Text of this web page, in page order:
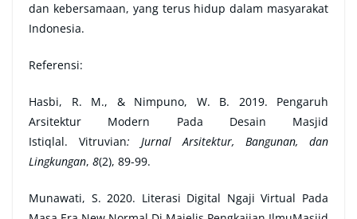
dan kebersamaan, yang terus hidup dalam masyarakat
Indonesia.
Referensi:
Hasbi, R. M., & Nimpuno, W. B. 2019. Pengaruh
Arsitektur Modern Pada Desain Masjid
Istiqlal. Vitruvian: Jurnal Arsitektur, Bangunan, dan
Lingkungan, 8(2), 89-99.
Munawati, S. 2020. Literasi Digital Ngaji Virtual Pada